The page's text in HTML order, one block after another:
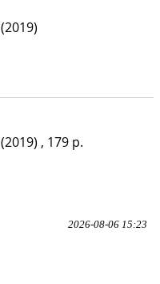
(2019)
(2019) , 179 p.
2026-08-06 15:23